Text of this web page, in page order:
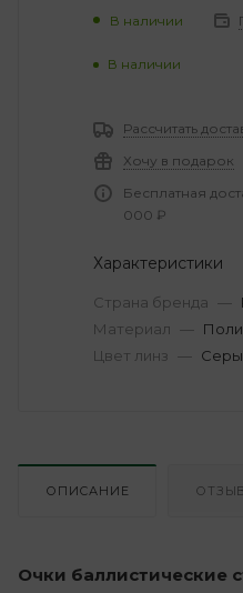
В наличии
В наличии
Рассчитать
Хочу в подарок
Бесплатная
000 ₽
Характеристики
Страна бренда —
Материал —
Цвет линз —
ОПИСАНИЕ
Очки баллистические